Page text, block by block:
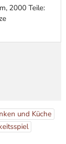
2000 Teile:
und Küche